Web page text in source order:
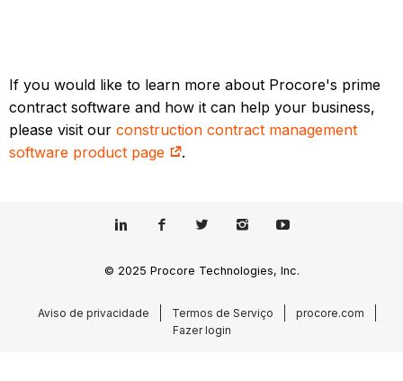
If you would like to learn more about Procore's prime
contract software and how it can help your business,
please visit ourconstruction contract management
software product page
.
© 2025 Procore Technologies, Inc.
Aviso de privacidade Termos de Serviço
procore.com
Fazer login